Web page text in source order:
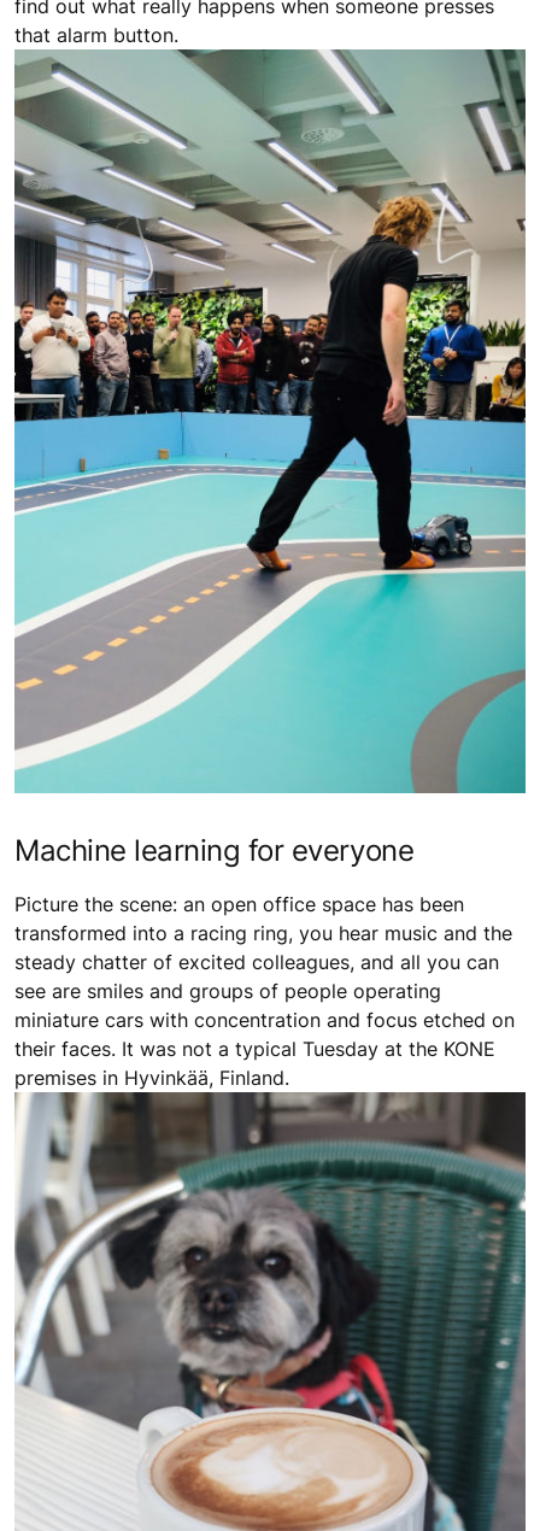
find out what really happens when someone presses
that alarm button.
Machine learning for everyone
Picture the scene: an open office space has been
transformed into a racing ring, you hear music and the
steady chatter of excited colleagues, and all you can
see are smiles and groups of people operating
miniature cars with concentration and focus etched on
their faces. It was not a typical Tuesday at the KONE
premises in Hyvinkää, Finland.